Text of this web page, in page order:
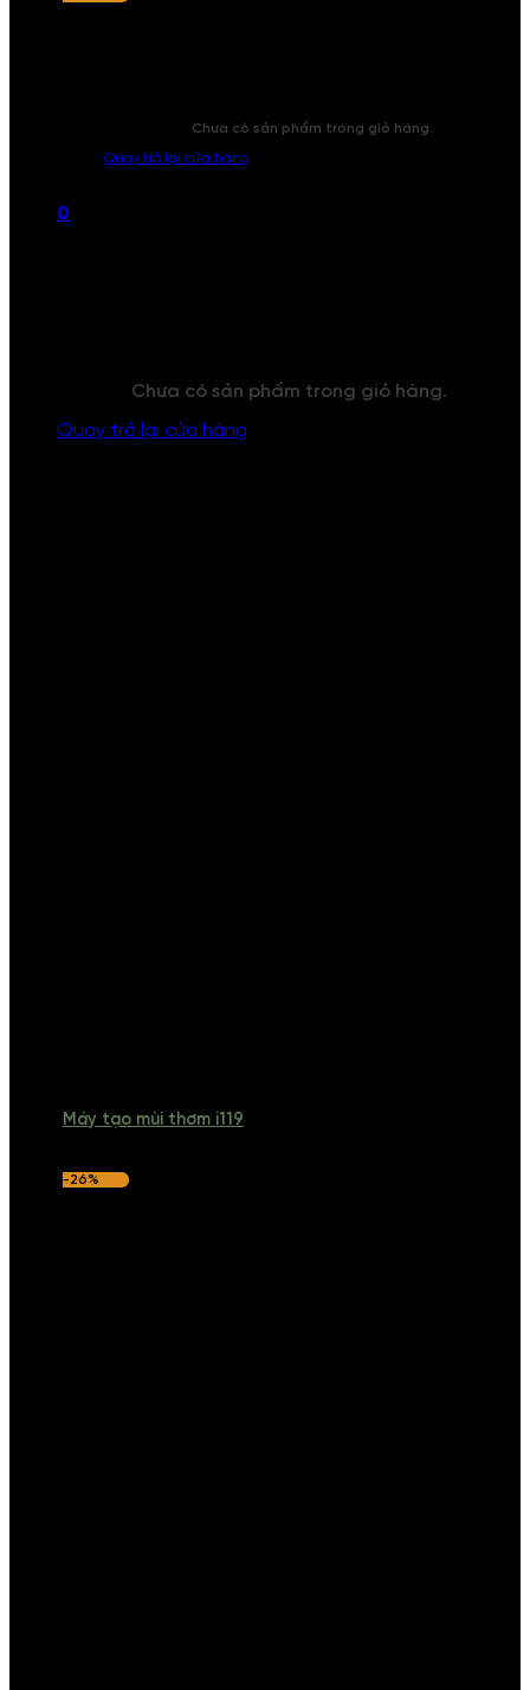
Chưa có sản phẩm trong giỏ hàng.
Quay trở lại cửa hàng
0
Chưa có sản phẩm trong giỏ hàng.
Quay trở lại cửa hàng
Máy tạo mùi thơm i119
-26%